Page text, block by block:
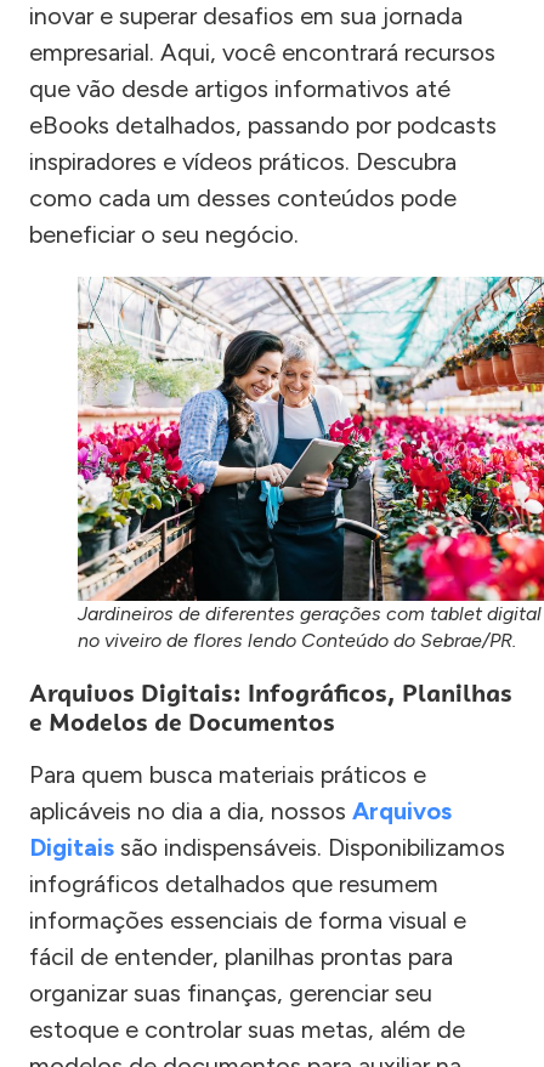
inovar e superar desafios em sua jornada
empresarial. Aqui, você encontrará recursos
que vão desde artigos informativos até
eBooks detalhados, passando por podcasts
inspiradores e vídeos práticos. Descubra
como cada um desses conteúdos pode
beneficiar o seu negócio.
Jardineiros de diferentes gerações com tablet digital
no viveiro de flores lendo Conteúdo do Sebrae/PR.
Arquivos Digitais: Infográficos, Planilhas
e Modelos de Documentos
Para quem busca materiais práticos e
aplicáveis no dia a dia, nossos Arquivos
Digitais são indispensáveis. Disponibilizamos
infográficos detalhados que resumem
informações essenciais de forma visual e
fácil de entender, planilhas prontas para
organizar suas finanças, gerenciar seu
estoque e controlar suas metas, além de